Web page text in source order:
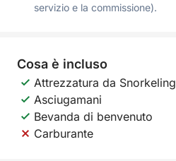
servizio e la commissione).
Cosa è incluso
Attrezzatura da Snorkeling
Asciugamani
Bevanda di benvenuto
Carburante